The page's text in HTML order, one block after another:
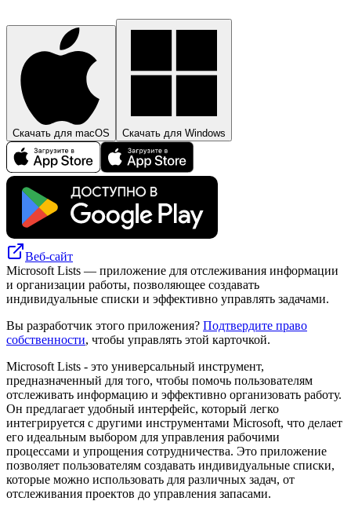
Скачать для macOS Скачать для Windows
Веб-сайт
Microsoft Lists — приложение для отслеживания информации
и организации работы, позволяющее создавать
индивидуальные списки и эффективно управлять задачами.
Вы разработчик этого приложения? Подтвердите право
собственности, чтобы управлять этой карточкой.
Microsoft Lists - это универсальный инструмент,
предназначенный для того, чтобы помочь пользователям
отслеживать информацию и эффективно организовать работу.
Он предлагает удобный интерфейс, который легко
интегрируется с другими инструментами Microsoft, что делает
его идеальным выбором для управления рабочими
процессами и упрощения сотрудничества. Это приложение
позволяет пользователям создавать индивидуальные списки,
которые можно использовать для различных задач, от
отслеживания проектов до управления запасами.